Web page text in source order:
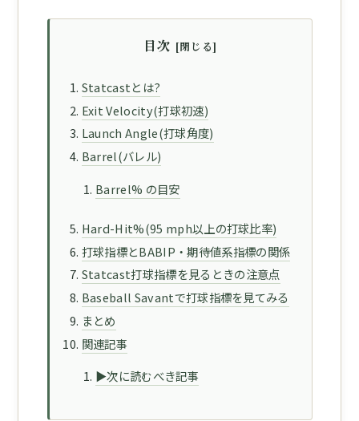
目次
Statcastとは?
Exit Velocity(打球初速)
Launch Angle(打球角度)
Barrel(バレル)
Barrel% の目安
Hard-Hit%(95 mph以上の打球比率)
打球指標とBABIP・期待値系指標の関係
Statcast打球指標を見るときの注意点
Baseball Savantで打球指標を見てみる
まとめ
関連記事
▶次に読むべき記事